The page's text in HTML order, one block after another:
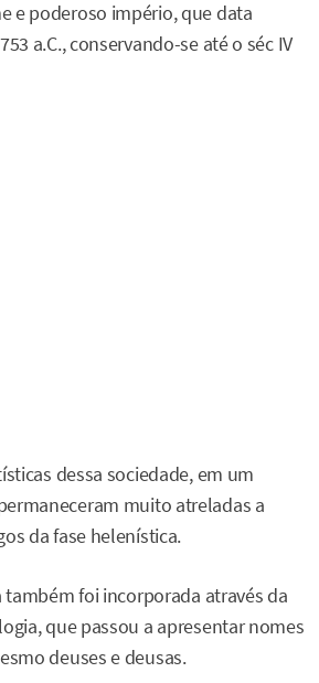
e poderoso império, que data
a.C., conservando-se até o séc IV
dessa sociedade, em um
muito atreladas a
da fase helenística.
também foi incorporada através da
que passou a apresentar nomes
deuses e deusas.